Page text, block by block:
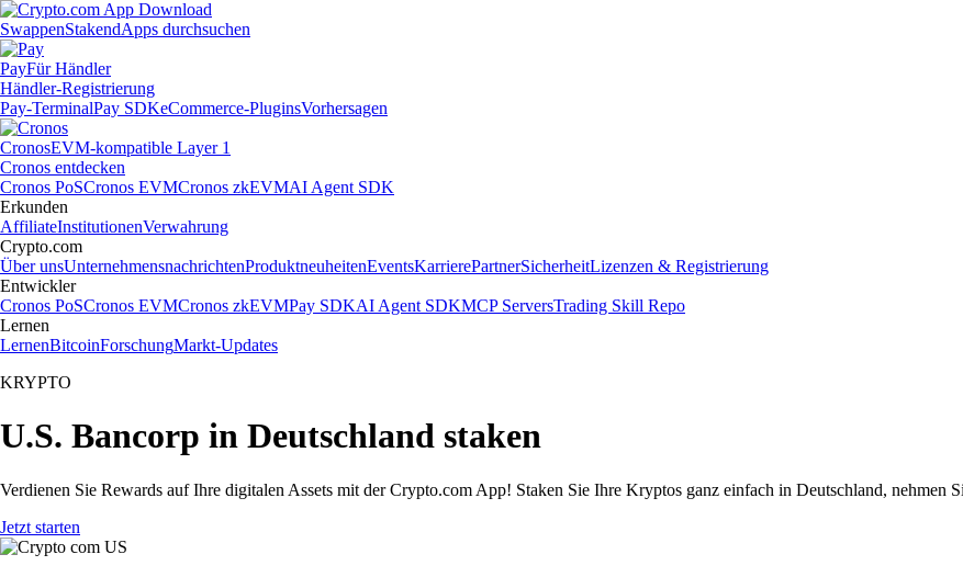
SwappenStakendApps durchsuchen
PayFür Händler
Händler-Registrierung
Pay-TerminalPay SDKeCommerce-PluginsVorhersagen
CronosEVM-kompatible Layer 1
Cronos entdecken
Cronos PoSCronos EVMCronos zkEVMAI Agent SDK
Erkunden
AffiliateInstitutionenVerwahrung
Crypto.com
Über unsUnternehmensnachrichtenProduktneuheitenEventsKarrierePartnerSicherheitLizenzen & Registrierung
Entwickler
Cronos PoSCronos EVMCronos zkEVMPay SDKAI Agent SDKMCP ServersTrading Skill Repo
Lernen
LernenBitcoinForschungMarkt-Updates
KRYPTO
U.S. Bancorp in Deutschland staken
Verdienen Sie Rewards auf Ihre digitalen Assets mit der Crypto.com App! Staken Sie Ihre Kryptos ganz einfach in Deutschland, nehmen
Jetzt starten